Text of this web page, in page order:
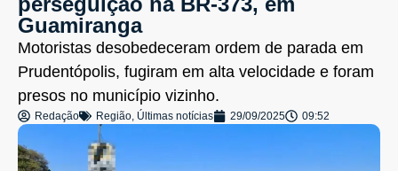
Guamiranga
Motoristas desobedeceram ordem de parada em
Prudentópolis, fugiram em alta velocidade e foram
presos no município vizinho.
Redação Região, Últimas notícias 29/09/2025 09:52